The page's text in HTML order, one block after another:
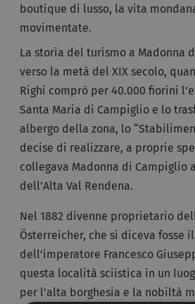
boutique di lusso, la vita
movimentate.
La storia del turismo a Madonna
verso la metà del XIX secolo,
Righi comprò per 40.000 fiorini
Santa Maria di Campiglio e lo
albergo della zona, lo
decise di realizzare, a proprie
collegava Madonna di
dell’Alta Val Rendena.
Nel 1882 divenne proprietario
Österreicher, che si diceva
dell’imperatore Francesco
questa località sciistica in un
per l’alta borghesia e la nobiltà